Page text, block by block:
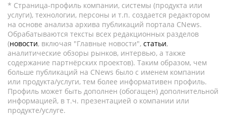
* Страница-профиль компании, системы (продукта или
услуги), технологии, персоны и т.п. создается редактором
на основе анализа архива публикаций портала CNews.
Обрабатываются тексты всех редакционных разделов
(новости, включая "Главные новости", статьи,
аналитические обзоры рынков, интервью, а также
содержание партнёрских проектов). Таким образом, чем
больше публикаций на CNews было с именем компании
или продукта/услуги, тем более информативен профиль.
Профиль может быть дополнен (обогащен) дополнительной
информацией, в т.ч. презентацией о компании или
продукте/услуге.